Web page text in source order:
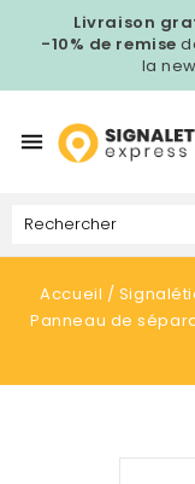
Livraison
-10% de remise
la

Accueil
Panneau de